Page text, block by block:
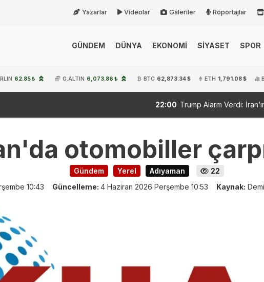
Yazarlar Videolar Galeriler Röportajlar
GÜNDEM DÜNYA EKONOMİ SİYASET SPOR
62.85 ₺ G.ALTIN 6,073.86 ₺ BTC 62,873.34 $ ETH 1,791.08 $
Trump Alarm Verdi: İran’ın Hamlesine
otomobiller
Gündem Yerel Adıyaman
22
10:43 Güncelleme: 4 Haziran 2026 Perşembe 10:53 Kaynak: